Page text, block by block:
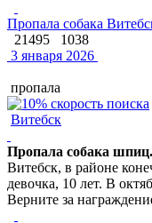
Пропала собака
21495
1038
3 января 2026
пропала
Витебск
Пропала собака
Витебск, в районе
девочка, 10 лет. В
Верните за